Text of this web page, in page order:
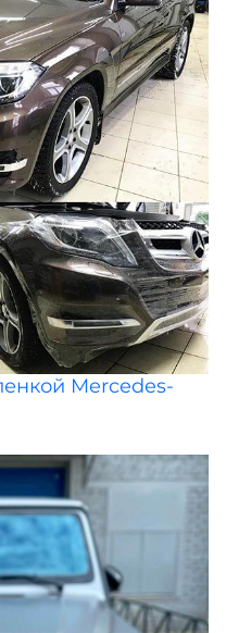
Mercedes-